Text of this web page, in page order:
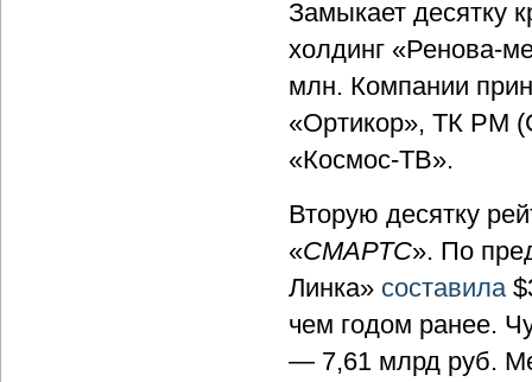
Замыкает десятку
холдинг «Ренова-
млн. Компании
«Ортикор», ТК РМ
«Космос-ТВ».
Вторую десятку
«СМАРТС». По
Линка» составила
чем годом ранее.
— 7,61 млрд руб.